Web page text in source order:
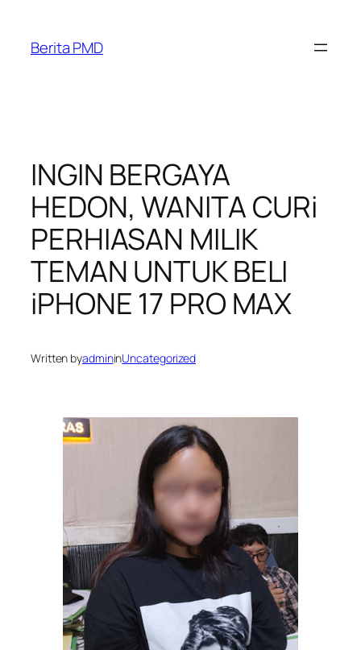
content
Berita PMD
INGIN BERGAYA
HEDON, WANITA CURi
PERHIASAN MILIK
TEMAN UNTUK BELI
iPHONE 17 PRO MAX
Written byadmininUncategorized